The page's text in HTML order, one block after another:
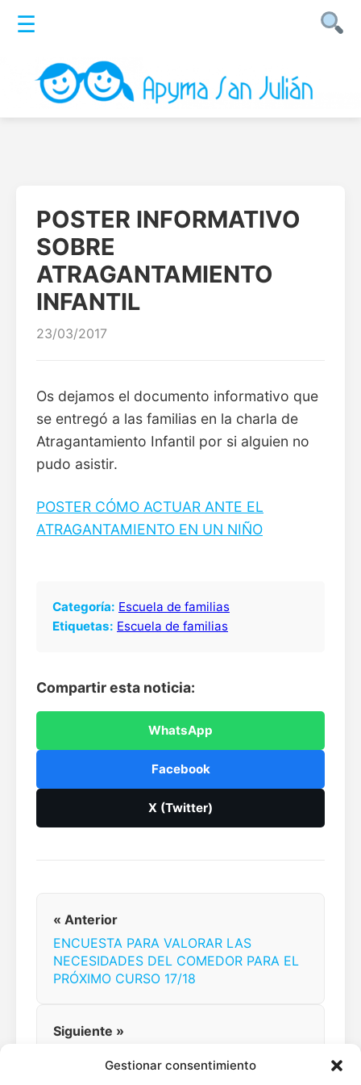
Gestionar consentimiento
☰
POSTER INFORMATIVO
SOBRE
ATRAGANTAMIENTO
INFANTIL
23/03/2017
Os dejamos el documento informativo que
se entregó a las familias en la charla de
Atragantamiento Infantil por si alguien no
pudo asistir.
POSTER CÓMO ACTUAR ANTE EL
ATRAGANTAMIENTO EN UN NIÑO
Categoría: Escuela de familias
Etiquetas: Escuela de familias
Compartir esta noticia:
WhatsApp
Facebook
X (Twitter)
« Anterior
ENCUESTA PARA VALORAR LAS
NECESIDADES DEL COMEDOR PARA EL
PRÓXIMO CURSO 17/18
Siguiente »